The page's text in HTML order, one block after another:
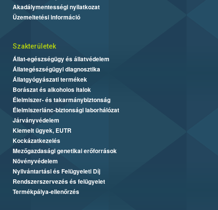
Akadálymentességi nyilatkozat
Üzemeltetési információ
Szakterületek
Állat-egészségügy és állatvédelem
Állategészségügyi diagnosztika
Állatgyógyászati termékek
Borászat és alkoholos italok
Élelmiszer- és takarmánybiztonság
Élelmiszerlánc-biztonsági laborhálózat
Járványvédelem
Kiemelt ügyek, EUTR
Kockázatkezelés
Mezőgazdasági genetikai erőforrások
Növényvédelem
Nyilvántartási és Felügyeleti Díj
Rendszerszervezés és felügyelet
Termékpálya-ellenőrzés